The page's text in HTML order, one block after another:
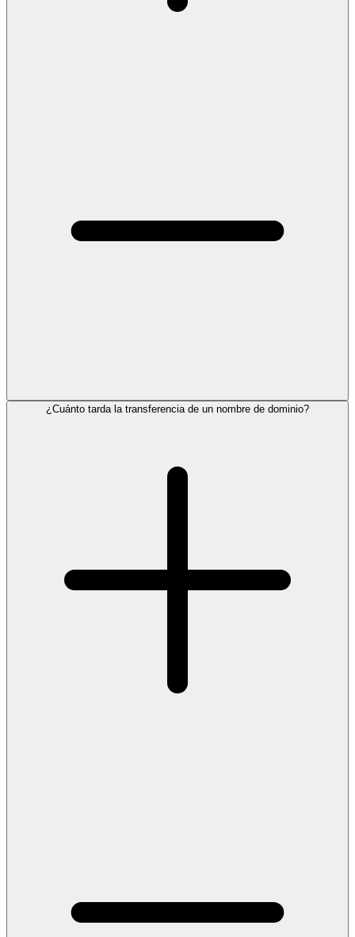
¿Cuánto tarda la transferencia de un nombre de dominio?